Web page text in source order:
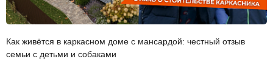
Как живётся в каркасном доме с мансардой: честный отзыв
семьи с детьми и собаками